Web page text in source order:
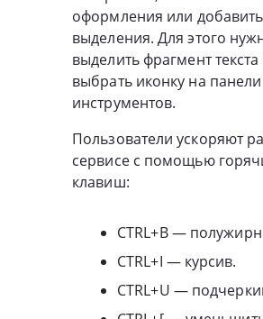
оформления или добавить
выделения. Для этого
выделить фрагмент текста
выбрать иконку на панели
инструментов.
Пользователи ускоряют
сервисе с помощью
клавиш:
CTRL+B —
CTRL+I — курсив.
CTRL+U —